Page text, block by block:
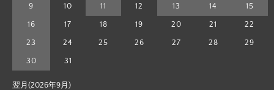
9 10 11 12 13 14 15
16 17 18 19 20 21 22
23 24 25 26 27 28 29
30 31
翌月(2026年9月)